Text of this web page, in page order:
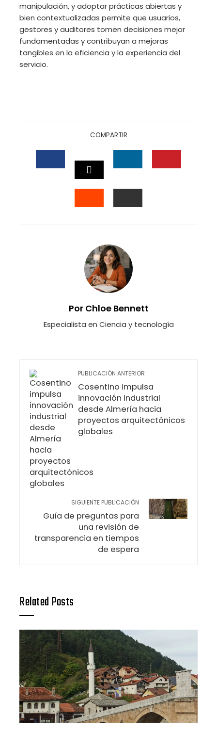
manipulación, y adoptar prácticas abiertas y
bien contextualizadas permite que usuarios,
gestores y auditores tomen decisiones mejor
fundamentadas y contribuyan a mejoras
tangibles en la eficiencia y la experiencia del
servicio.
COMPARTIR
FACEBOOK
TWITTER
Por Chloe Bennett
Especialista en Ciencia y tecnología
PUBLICACIÓN ANTERIOR
Cosentino impulsa
innovación industrial
desde Almería hacia
proyectos arquitectónicos
globales
SIGUIENTE PUBLICACIÓN
Guía de preguntas para
una revisión de
transparencia en tiempos
de espera
Related Posts